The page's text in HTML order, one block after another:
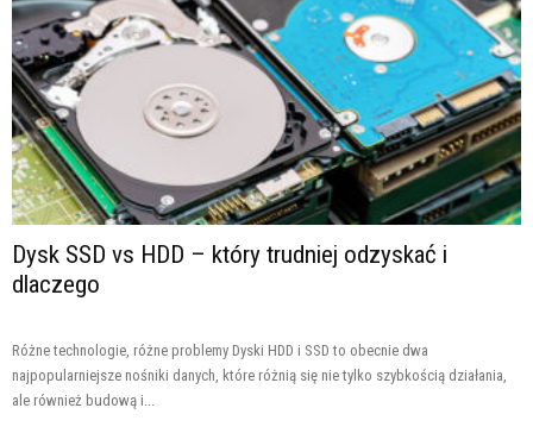
Dysk SSD vs HDD – który trudniej odzyskać i
dlaczego
Różne technologie, różne problemy Dyski HDD i SSD to obecnie dwa
najpopularniejsze nośniki danych, które różnią się nie tylko szybkością działania,
ale również budową i...